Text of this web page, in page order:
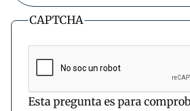
CAPTCHA
Esta pregunta es para